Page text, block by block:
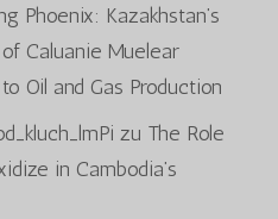
Phoenix: Kazakhstan’s
Caluanie Muelear
Oil and Gas Production
zu The Role
in Cambodia’s